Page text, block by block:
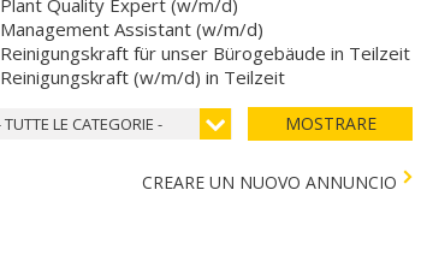
Management Assistant (w/m/d)
Reinigungskraft für unser Bürogebäude in Teilzeit
Reinigungskraft (w/m/d) in Teilzeit
TUTTE LE CATEGORIE - MOSTRARE
CREARE UN NUOVO ANNUNCIO